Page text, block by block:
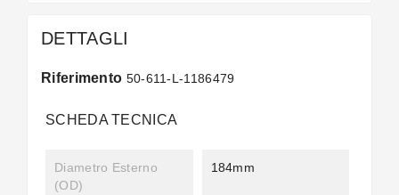
DETTAGLI
Riferimento 50-611-L-1186479
SCHEDA TECNICA
Diametro Esterno
(OD)
184mm